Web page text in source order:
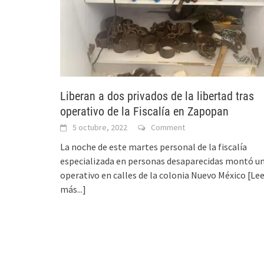
Liberan a dos privados de la libertad tras
operativo de la Fiscalía en Zapopan
5 octubre, 2022 Comment
La noche de este martes personal de la fiscalía
especializada en personas desaparecidas montó
operativo en calles de la colonia Nuevo México [Lee
más...]